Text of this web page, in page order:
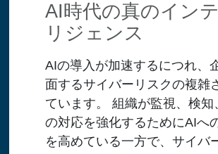
AI時代の真のインテ
リジェンス
AIの導入が加速するにつれ、
面するサイバーリスクの複雑
ています。 組織が監視、検知
の対応を強化するためにAIへ
を高めている一方で、サイバ